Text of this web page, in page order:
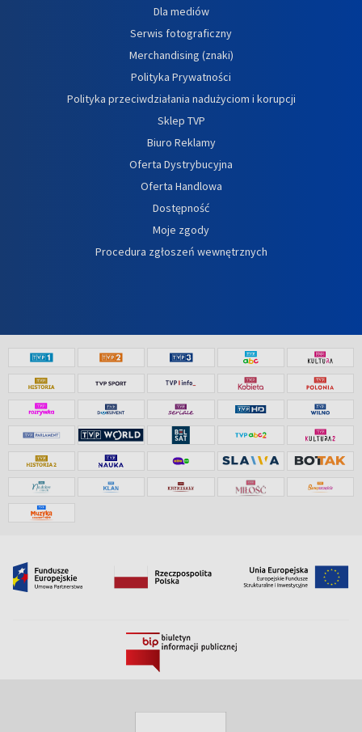
Dla mediów
Serwis fotograficzny
Merchandising (znaki)
Polityka Prywatności
Polityka przeciwdziałania nadużyciom i korupcji
Sklep TVP
Biuro Reklamy
Oferta Dystrybucyjna
Oferta Handlowa
Dostępność
Moje zgody
Procedura zgłoszeń wewnętrznych